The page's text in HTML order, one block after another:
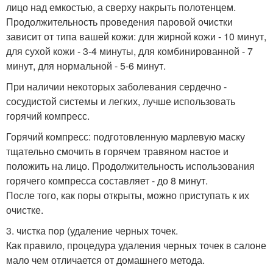
лицо над емкостью, а сверху накрыть полотенцем.
Продолжительность проведения паровой очистки
зависит от типа вашей кожи: для жирной кожи - 10 минут,
для сухой кожи - 3-4 минуты, для комбинированной - 7
минут, для нормальной - 5-6 минут.
При наличии некоторых заболевания сердечно -
сосудистой системы и легких, лучше использовать
горячий компресс.
Горячий компресс: подготовленную марлевую маску
тщательно смочить в горячем травяном настое и
положить на лицо. Продолжительность использования
горячего компресса составляет - до 8 минут.
После того, как поры открыты, можно приступать к их
очистке.
3. чистка пор (удаление черных точек.
Как правило, процедура удаления черных точек в салоне
мало чем отличается от домашнего метода.